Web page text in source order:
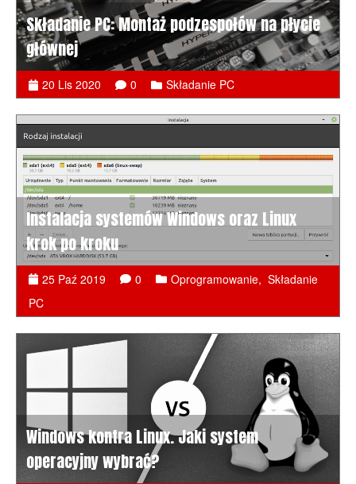
Składanie PC: Montaż podzespołów na płycie
głównej
20 Lis 2020 0 Składanie PC
Instalacja systemów Windows oraz Linux
krok po kroku
25 Paź 2019 0 Oprogramowanie, Składanie
PC
Windows kontra Linux. Jaki system
operacyjny wybrać?